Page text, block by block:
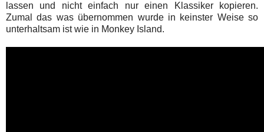
lassen und nicht einfach nur einen Klassiker kopieren.
Zumal das was übernommen wurde in keinster Weise so
unterhaltsam ist wie in Monkey Island.